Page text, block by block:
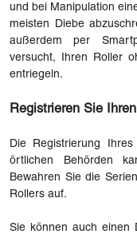
und bei Manipulation
meisten Diebe
außerdem per
versucht, Ihren Roller
entriegeln.
Registrieren Sie
Die Registrierung
örtlichen Behörden
Bewahren Sie die
Rollers auf.
Sie können auch einen